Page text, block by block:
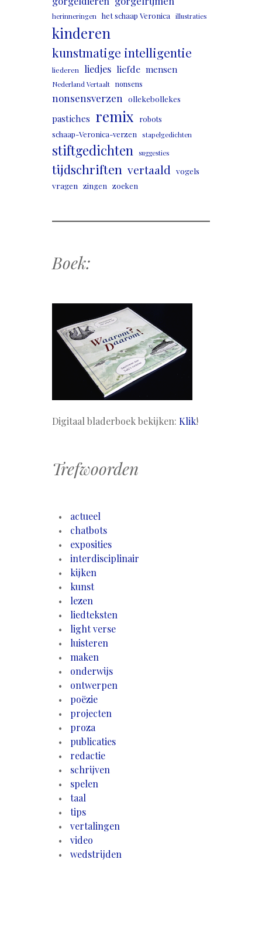
herinneringen het schaap Veronica illustraties
kinderen
kunstmatige intelligentie
liederen liedjes liefde mensen
Nederland Vertaalt nonsens
nonsensverzen ollekebollekes
pastiches remix
robots
schaap-Veronica-verzen stapelgedichten
stiftgedichten suggesties
tijdschriften vertaald vogels
vragen zingen zoeken
Boek:
Digitaal bladerboek bekijken: Klik!
Trefwoorden
actueel
chatbots
exposities
interdisciplinair
kijken
kunst
lezen
liedteksten
light verse
luisteren
maken
onderwijs
ontwerpen
poëzie
projecten
proza
publicaties
redactie
schrijven
spelen
taal
tips
vertalingen
video
wedstrijden